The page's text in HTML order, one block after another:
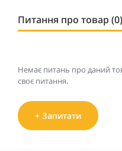
Питання про товар (0)
Немає питань про даний
своє питання.
+ Запитати